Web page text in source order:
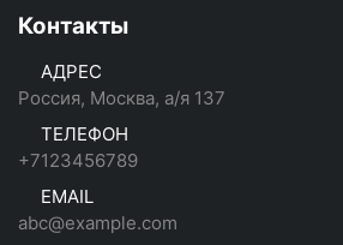
Контакты
АДРЕС
Россия, Москва, а/я 137
ТЕЛЕФОН
+7123456789
EMAIL
abc@example.com